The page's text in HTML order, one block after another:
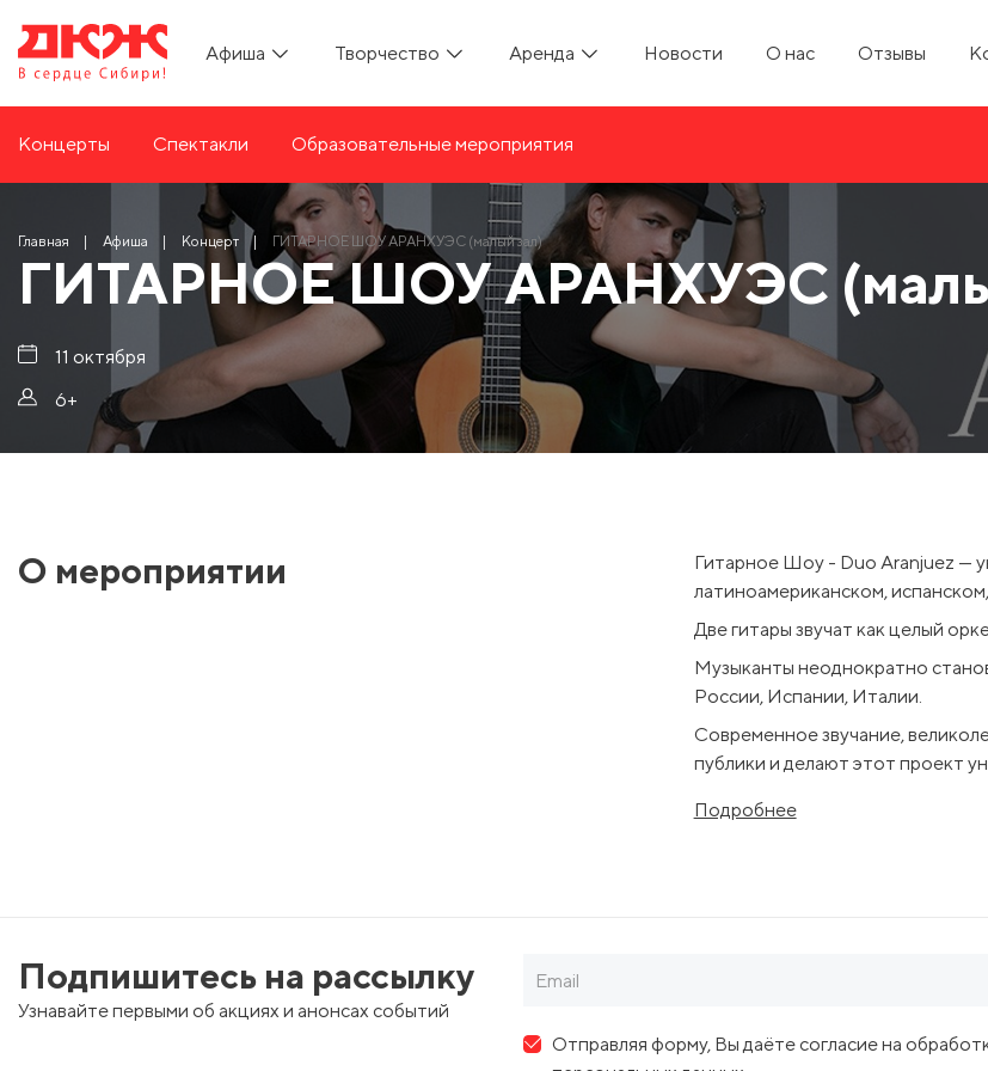
Афиша Творчество Аренда Новости О нас Отзывы
Концерты Спектакли Образовательные мероприятия
Главная Афиша Концерт ГИТАРНОЕ ШОУ АРАНХУЭС (малый зал)
ГИТАРНОЕ ШОУ АРАНХУЭС
11 октября
6+
О мероприятии
Гитарное Шоу - Duo Aranjuez —
латиноамериканском,
Две гитары звучат как целый
Музыканты неоднократно
России, Испании, Италии.
Современное звучание,
публики и делают этот проект
Глубина, любовь, экспрессия,
Почувствуй дыхание живой
Подробнее
Подпишитесь на рассылку
Узнавайте первыми об акциях и анонсах событий
Отправляя форму, Вы даёте согласие на